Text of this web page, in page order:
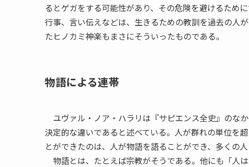
るとゲガをする可能性があり、その危険を避けるため
行事、言い伝えなどは、生きるための教訓を過去の人
たヒノカミ神楽もまさにそういったものである。
物語による連帯
ユヴァル・ノア・ハラリは『サピエンス全史』のな
決定的な違いであると述べている。人が群れの単位を
とができたのは、人が物語を語ることができ、多くの
物語とは、たとえば宗教がそうである。他にも「人